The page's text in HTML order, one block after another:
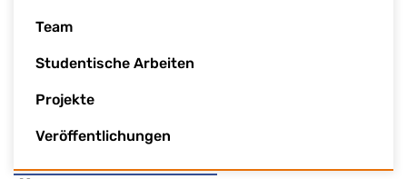
Team
Studentische Arbeiten
Projekte
Veröffentlichungen